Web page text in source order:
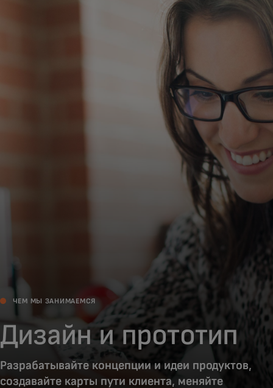
ЧЕМ МЫ ЗАНИМАЕМСЯ
Дизайн и прототип
Разрабатывайте концепции и идеи продуктов,
создавайте карты пути клиента, меняйте